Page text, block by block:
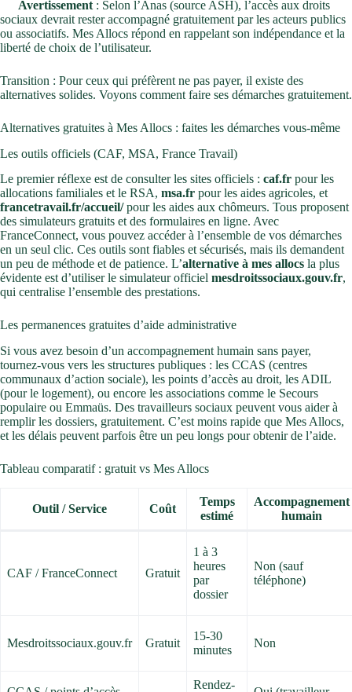
Avertissement : Selon l’Anas (source ASH), l’accès aux droits
sociaux devrait rester accompagné gratuitement par les acteurs publics
ou associatifs. Mes Allocs répond en rappelant son indépendance et la
liberté de choix de l’utilisateur.
Transition : Pour ceux qui préfèrent ne pas payer, il existe des
alternatives solides. Voyons comment faire ses démarches gratuitement.
Alternatives gratuites à Mes Allocs : faites les démarches vous-même
Les outils officiels (CAF, MSA, France Travail)
Le premier réflexe est de consulter les sites officiels : caf.fr pour les
allocations familiales et le RSA, msa.fr pour les aides agricoles, et
francetravail.fr/accueil/pour les aides aux chômeurs. Tous proposent
des simulateurs gratuits et des formulaires en ligne. Avec
FranceConnect, vous pouvez accéder à l’ensemble de vos démarches
en un seul clic. Ces outils sont fiables et sécurisés, mais ils demandent
un peu de méthode et de patience. L’alternative à mes allocs la plus
évidente est d’utiliser le simulateur officiel mesdroitssociaux.gouv.fr,
qui centralise l’ensemble des prestations.
Les permanences gratuites d’aide administrative
Si vous avez besoin d’un accompagnement humain sans payer,
tournez-vous vers les structures publiques : les CCAS (centres
communaux d’action sociale), les points d’accès au droit, les ADIL
(pour le logement), ou encore les associations comme le Secours
populaire ou Emmaüs. Des travailleurs sociaux peuvent vous aider à
remplir les dossiers, gratuitement. C’est moins rapide que Mes Allocs,
et les délais peuvent parfois être un peu longs pour obtenir de l’aide.
Tableau comparatif : gratuit vs Mes Allocs
Outil / Service Coût
Temps
estimé
Accompagnement
humain
CAF / FranceConnect Gratuit
1 à 3
heures
par
dossier
Non (sauf
téléphone)
Mesdroitssociaux.gouv.fr Gratuit
15-30
minutes
Non
Rendez-